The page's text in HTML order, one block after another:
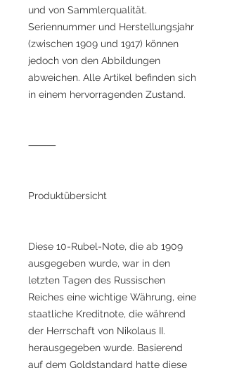
und von Sammlerqualität.
Seriennummer und Herstellungsjahr
(zwischen 1909 und 1917) können
jedoch von den Abbildungen
abweichen. Alle Artikel befinden sich
in einem hervorragenden Zustand.
⸻
Produktübersicht
Diese 10-Rubel-Note, die ab 1909
ausgegeben wurde, war in den
letzten Tagen des Russischen
Reiches eine wichtige Währung, eine
staatliche Kreditnote, die während
der Herrschaft von Nikolaus II.
herausgegeben wurde. Basierend
auf dem Goldstandard hatte diese